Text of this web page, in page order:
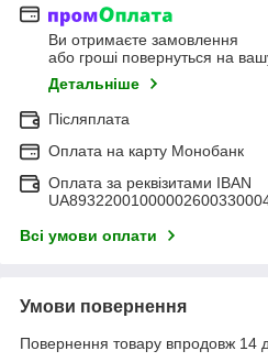
Ви отримаєте замовлення
або гроші повернуться на
Детальніше
Післяплата
Оплата на карту Монобанк
Оплата за реквізитами IBAN
Всі умови оплати
Умови повернення
Повернення товару впродовж 14